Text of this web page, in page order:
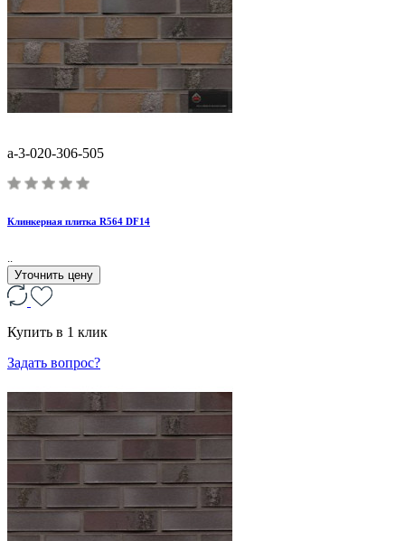
a-3-020-306-505
Клинкерная плитка R564 DF14
..
Уточнить цену
Купить в 1 клик
Задать вопрос?